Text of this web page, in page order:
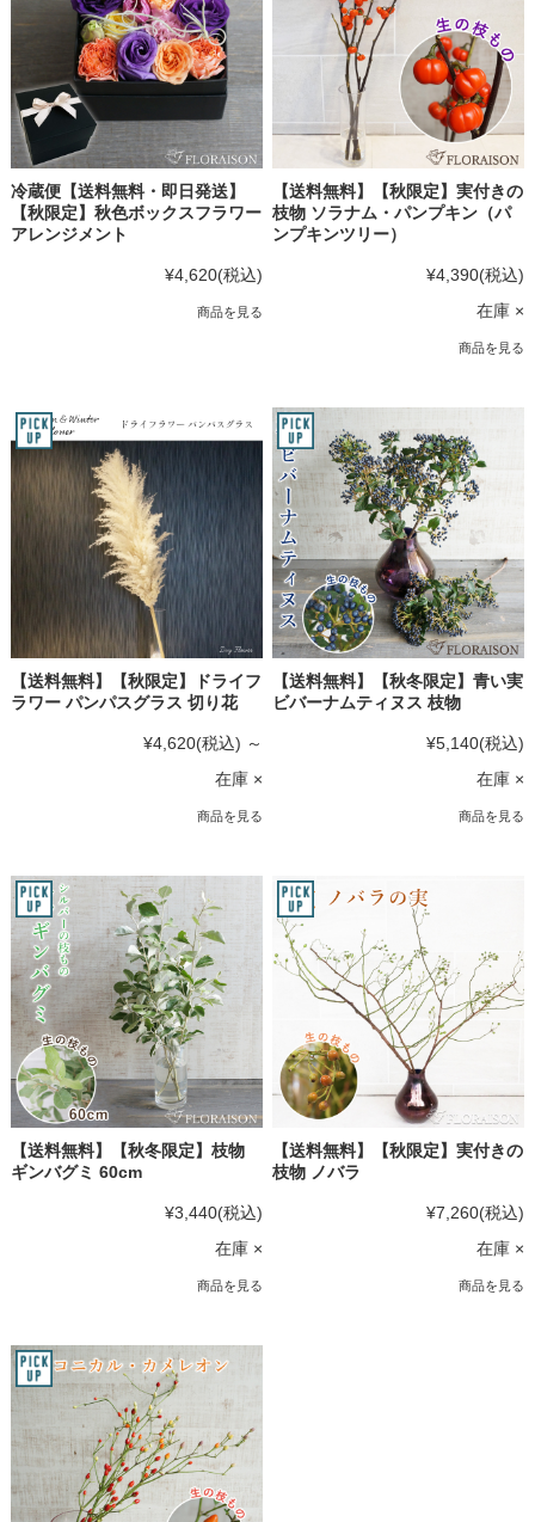
冷蔵便【送料無料・即日発送】
【秋限定】秋色ボックスフラワー
アレンジメント
¥4,620(税込)
商品を見る
【送料無料】【秋限定】実付きの
枝物 ソラナム・パンプキン（パ
ンプキンツリー）
¥4,390(税込)
在庫 ×
商品を見る
【送料無料】【秋限定】ドライフ
ラワー パンパスグラス 切り花
¥4,620(税込) ～
在庫 ×
商品を見る
【送料無料】【秋冬限定】青い実
ビバーナムティヌス 枝物
¥5,140(税込)
在庫 ×
商品を見る
【送料無料】【秋冬限定】枝物
ギンバグミ 60cm
¥3,440(税込)
在庫 ×
商品を見る
【送料無料】【秋限定】実付きの
枝物 ノバラ
¥7,260(税込)
在庫 ×
商品を見る